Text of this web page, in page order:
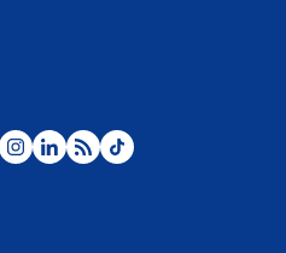
posesión de Abelardo De la